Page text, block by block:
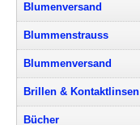
Blumenversand
Blummenstrauss
Blummenversand
Brillen & Kontaktlinsen
Bücher